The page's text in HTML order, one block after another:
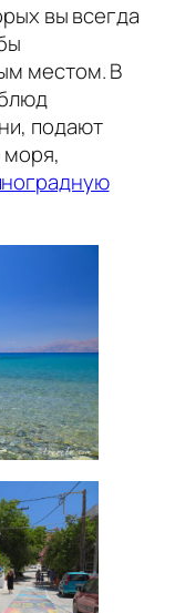
вы всегда
местом. В
подают
моря,